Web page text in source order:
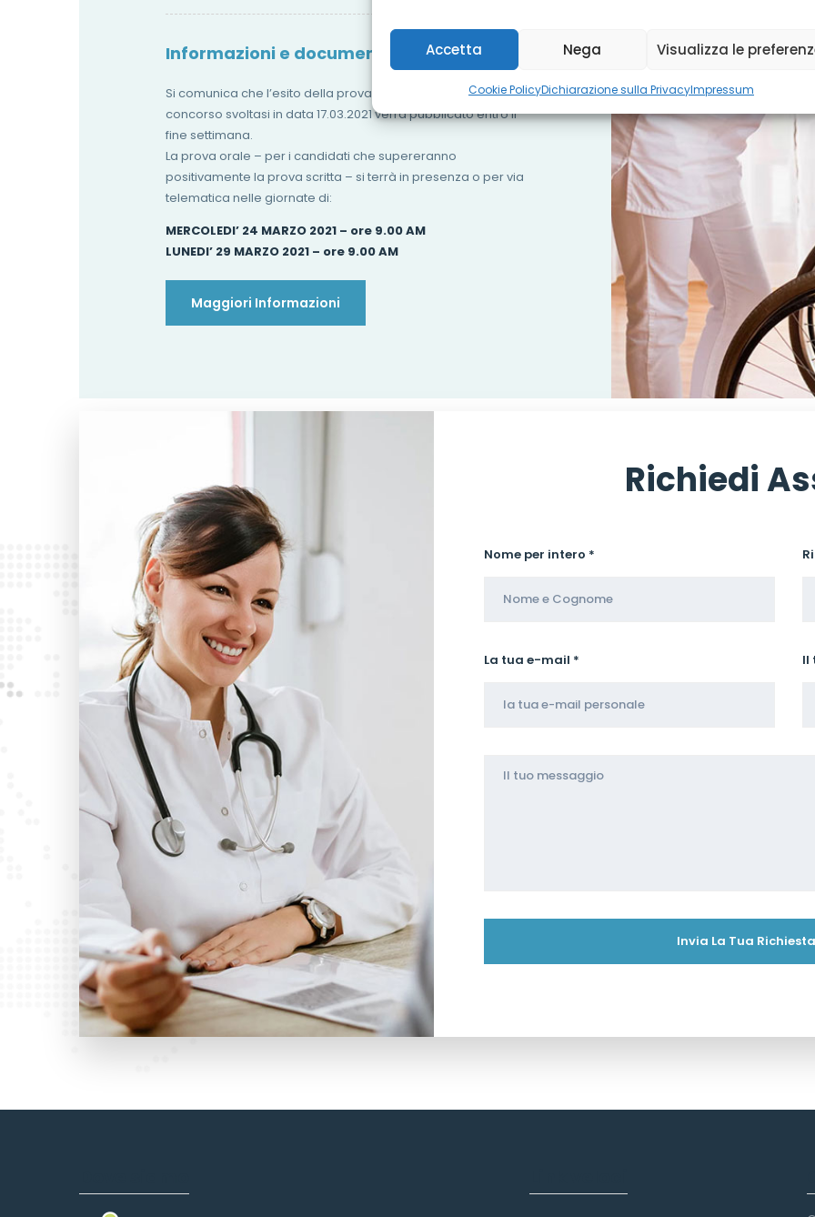
Accetta Nega Visualizza le
Cookie PolicyDichiarazione sulla PrivacyImpressum
Informazioni e documenti
Si comunica che l’esito della prova scritta del presente
concorso svoltasi in data 17.03.2021 verrà pubblicato entro il
fine settimana.
La prova orale – per i candidati che supereranno
positivamente la prova scritta – si terrà in presenza o per via
telematica nelle giornate di:
MERCOLEDI’ 24 MARZO 2021 – ore 9.00 AM
LUNEDI’ 29 MARZO 2021 – ore 9.00 AM
Maggiori Informazioni
Richiedi
Nome per intero *
La tua e-mail * Il